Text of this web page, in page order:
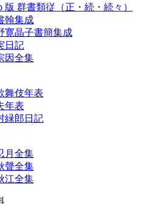
版 群書類従（正・続・続々）
翰集成
寛晶子書簡集成
日記
因全集
舞伎年表
年表
緑郎日記
月全集
聲全集
江全集